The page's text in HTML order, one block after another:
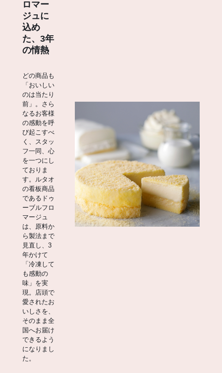
ロマー
ジュに
込め
た、3年
の情熱
どの商品も
「おいしい
のは当たり
前」。さら
なるお客様
の感動を呼
び起こすべ
く、スタッ
フ一同、心
を一つにし
ておりま
す。ルタオ
の看板商品
であるドゥ
ーブルフロ
マージュ
は、原料か
ら製法まで
見直し、3
年かけて
「冷凍して
も感動の
味」を実
現。店頭で
愛されたお
いしさを、
そのまま全
国へお届け
できるよう
になりまし
た。